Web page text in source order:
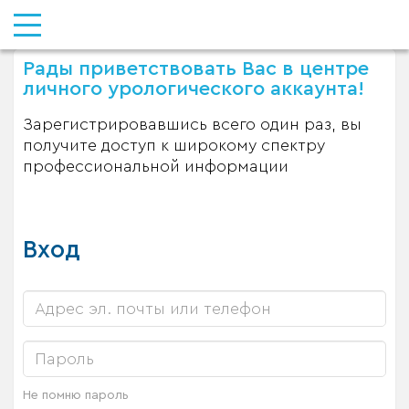
Рады приветствовать Вас в центре
личного урологического аккаунта!
Зарегистрировавшись всего один раз, вы
получите доступ к широкому спектру
профессиональной информации
Вход
Не помню пароль